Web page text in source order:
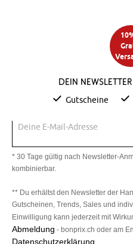
Dein
Gutscheine
Deine E-Mail-Adresse
* 30 Tage gültig nach Newsletter-
kombinierbar.
** Du erhältst den Newsletter der
Gutscheinen, Trends, Sales und
Einwilligung kann jederzeit mit
Abmeldung - bonprix.ch oder am
Datenschutzerklärung